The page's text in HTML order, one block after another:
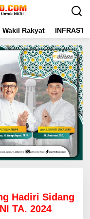
Wakil Rakyat
Hadiri Sidang
TA. 2024